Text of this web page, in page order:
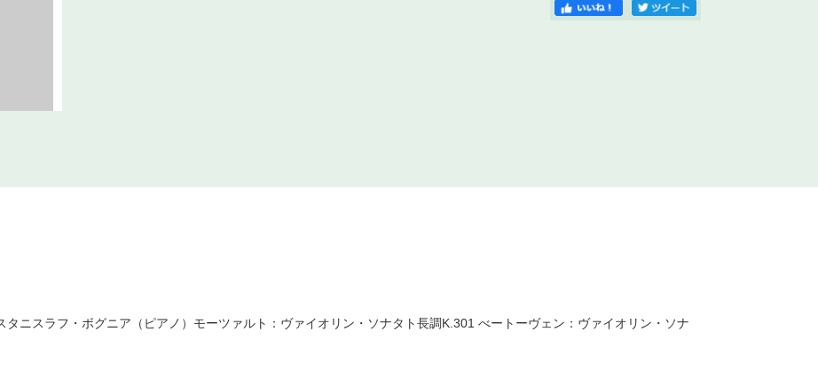
ニスラフ・ボグニア（ピアノ）モーツァルト：ヴァイオリン・ソナタト長調K.301 べートーヴェン：ヴァイオリン・ソナ